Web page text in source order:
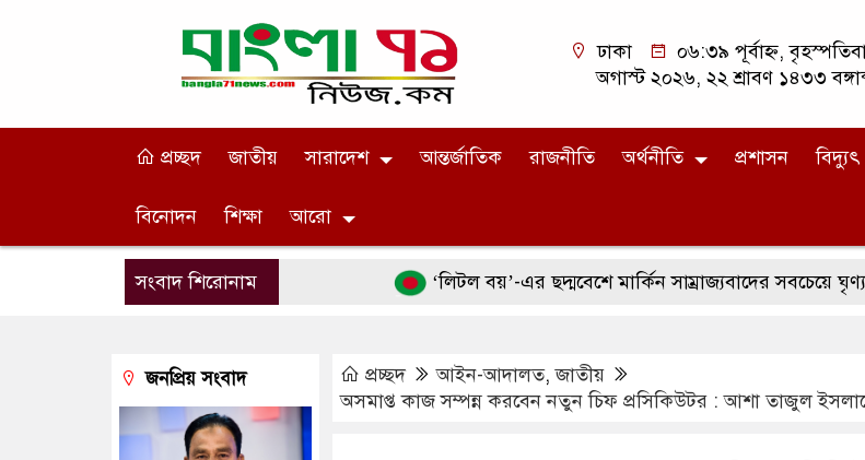
ঢাকা
০৬:৩৯ পূর্বাহ্ন,
অগাস্ট ২০২৬, ২২ শ্রাবণ ১৪৩৩
প্রচ্ছদ জাতীয় সারাদেশ আন্তর্জাতিক রাজনীতি অর্থনীতি প্রশাসন বিদ্যুৎ
বিনোদন শিক্ষা আরো
সংবাদ শিরোনাম ‘লিটল বয়’-এর ছদ্মবেশে মার্কিন সাম্রাজ্যবাদের সবচেয়ে ঘৃণ্য
প্রচ্ছদ আইন-আদালত,জাতীয়
অসমাপ্ত কাজ সম্পন্ন করবেন নতুন চিফ প্রসিকিউটর : আশা তাজুল
জনপ্রিয় সংবাদ